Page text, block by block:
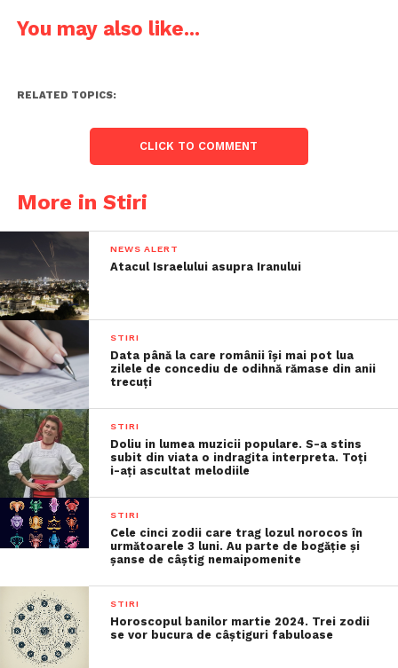
You may also like...
RELATED TOPICS:
CLICK TO COMMENT
More in Stiri
NEWS ALERT
Atacul Israelului asupra Iranului
STIRI
Data până la care românii îşi mai pot lua
zilele de concediu de odihnă rămase din anii
trecuţi
STIRI
Doliu in lumea muzicii populare. S-a stins
subit din viata o indragita interpreta. Toți
i-ați ascultat melodiile
STIRI
Cele cinci zodii care trag lozul norocos în
următoarele 3 luni. Au parte de bogăție și
șanse de câștig nemaipomenite
STIRI
Horoscopul banilor martie 2024. Trei zodii
se vor bucura de câștiguri fabuloase